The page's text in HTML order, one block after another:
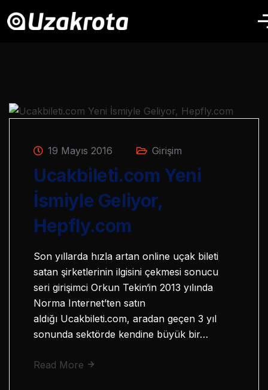
19 Mayıs 2016 Girişim
Ucakbileti.com Yeni
İsmiyle Geliyor,
Hepfly.com
Son yıllarda hızla artan online uçak bileti
satan şirketlerinin ilgisini çekmesi sonucu
seri girişimci Orkun Tekin‘in 2013 yılında
Norma Internet’ten satın
aldığı Ucakbileti.com, aradan geçen 3 yıl
sonunda sektörde kendine büyük bir…
Read More